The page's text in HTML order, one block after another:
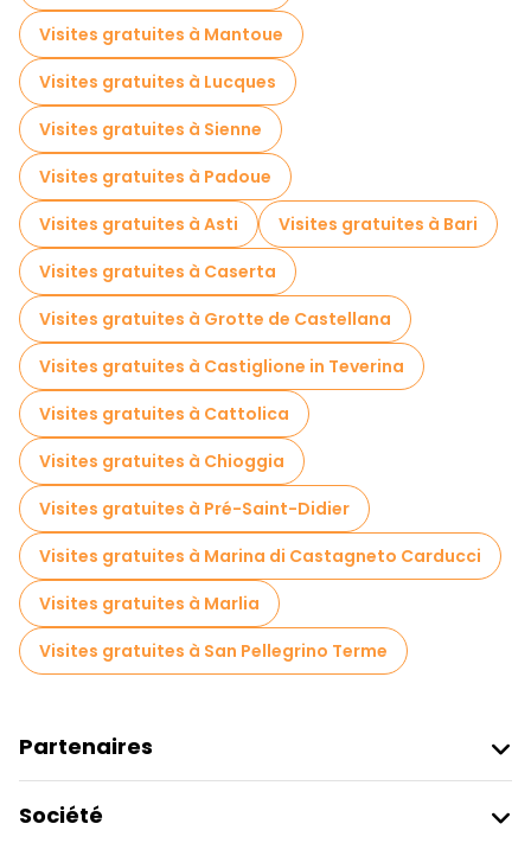
Visites gratuites à Mantoue
Visites gratuites à Lucques
Visites gratuites à Sienne
Visites gratuites à Padoue
Visites gratuites à Asti
Visites gratuites à Bari
Visites gratuites à Caserta
Visites gratuites à Grotte de Castellana
Visites gratuites à Castiglione in Teverina
Visites gratuites à Cattolica
Visites gratuites à Chioggia
Visites gratuites à Pré-Saint-Didier
Visites gratuites à Marina di Castagneto Carducci
Visites gratuites à Marlia
Visites gratuites à San Pellegrino Terme
Partenaires
Connexion Du Fournisseur
Société